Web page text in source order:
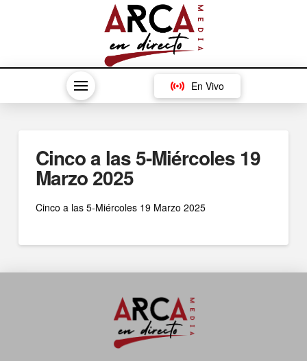
En Vivo
Cinco a las 5-Miércoles 19
Marzo 2025
Cinco a las 5-Miércoles 19 Marzo 2025